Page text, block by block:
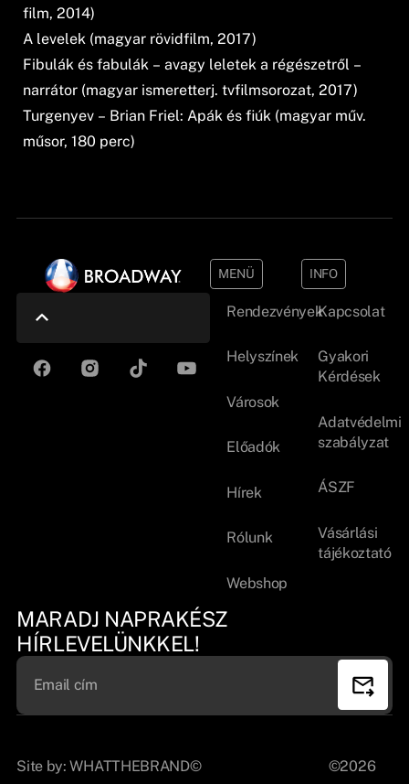
film, 2014)
A levelek (magyar rövidfilm, 2017)
Fibulák és fabulák – avagy leletek a régészetről –
narrátor (magyar ismeretterj. tvfilmsorozat, 2017)
Turgenyev – Brian Friel: Apák és fiúk (magyar műv.
műsor, 180 perc)
MENÜ
Rendezvények
Helyszínek
Városok
Előadók
Hírek
Rólunk
Webshop
INFO
Kapcsolat
Gyakori
Kérdések
Adatvédelmi
szabályzat
ÁSZF
Vásárlási
tájékoztató
MARADJ NAPRAKÉSZ
HÍRLEVELÜNKKEL!
Site by:WHATTHEBRAND© ©2026